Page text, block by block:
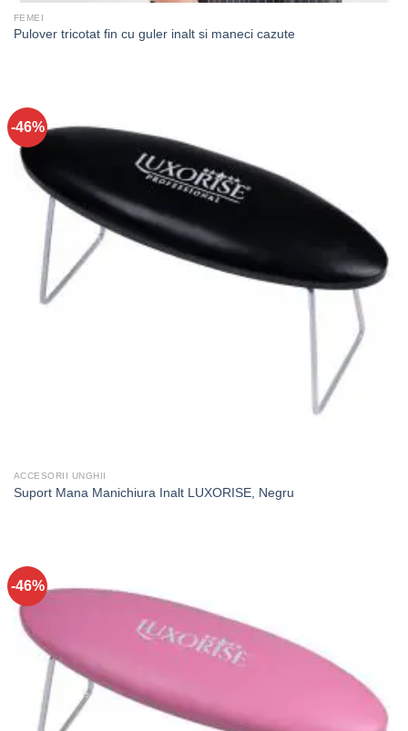
FEMEI
Pulover tricotat fin cu guler inalt si maneci cazute
-46%
ACCESORII UNGHII
Suport Mana Manichiura Inalt LUXORISE, Negru
-46%